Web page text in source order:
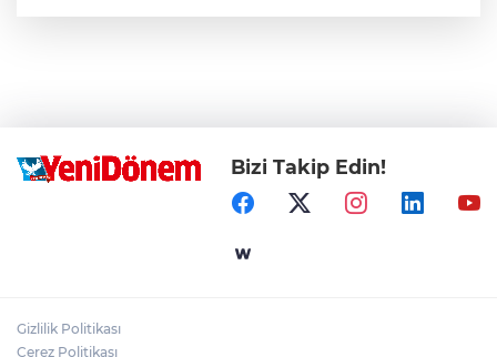
Bizi Takip Edin!
Gizlilik Politikası
Çerez Politikası